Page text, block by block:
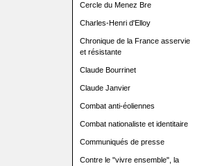
Cercle du Menez Bre
Charles-Henri d'Elloy
Chronique de la France asservie
et résistante
Claude Bourrinet
Claude Janvier
Combat anti-éoliennes
Combat nationaliste et identitaire
Communiqués de presse
Contre le "vivre ensemble", la